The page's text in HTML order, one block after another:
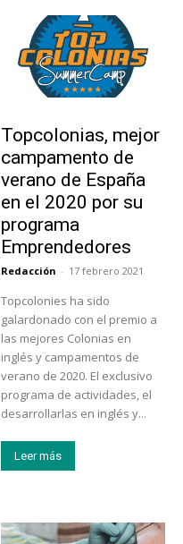
Topcolonias, mejor
campamento de
verano de España
en el 2020 por su
programa
Emprendedores
Redacción - 17 febrero 2021
Topcolonies ha sido
galardonado con el premio a
las mejores Colonias en
inglés y campamentos de
verano de 2020. El exclusivo
programa de actividades, el
desarrollarlas en inglés y...
Leer más